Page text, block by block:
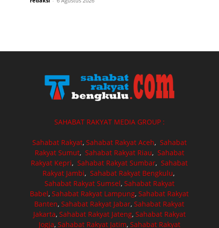
SAHABAT RAKYAT MEDIA GROUP :
Sahabat Rakyat, Sahabat Rakyat Aceh, Sahabat
Rakyat Sumut, Sahabat Rakyat Riau, Sahabat
Rakyat Kepri,Sahabat Rakyat Sumbar,Sahabat
Rakyat Jambi, Sahabat Rakyat Bengkulu,
Sahabat Rakyat Sumsel, Sahabat Rakyat
Babel,Sahabat Rakyat Lampung,Sahabat Rakyat
Banten,Sahabat Rakyat Jabar,Sahabat Rakyat
Jakarta, Sahabat Rakyat Jateng, Sahabat Rakyat
Jogja, Sahabat Rakyat Jatim, Sahabat Rakyat